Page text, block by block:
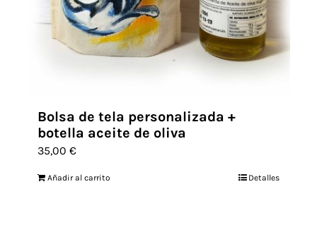
Bolsa de tela personalizada +
botella aceite de oliva
35,00 €
Añadir al carrito Detalles